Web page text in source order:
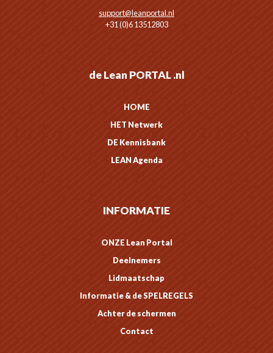
support@leanportal.nl
+31 (0)6 13512803
de Lean PORTAL .nl
HOME
HET Netwerk
DE Kennisbank
LEAN Agenda
INFORMATIE
ONZE Lean Portal
Deelnemers
Lidmaatschap
Informatie & de SPELREGELS
Achter de schermen
Contact